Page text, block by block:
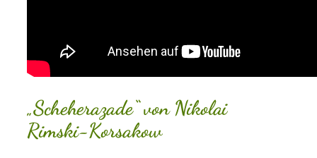
„Scheherazade“ von Nikolai
Rimski-Korsakow